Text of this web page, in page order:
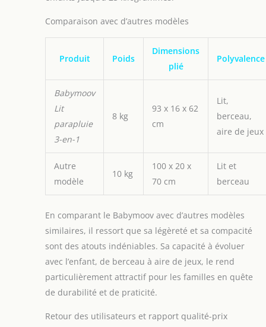
Comparaison avec d’autres modèles
Produit Poids
Dimensions
plié
Polyvalence
Babymoov
Lit
parapluie
3-en-1
8 kg
93 x 16 x 62
cm
Lit,
berceau,
aire de jeux
Autre
modèle
10 kg
100 x 20 x
70 cm
Lit et
berceau
En comparant le Babymoov avec d’autres modèles
similaires, il ressort que sa légèreté et sa compacité
sont des atouts indéniables. Sa capacité à évoluer
avec l’enfant, de berceau à aire de jeux, le rend
particulièrement attractif pour les familles en quête
de durabilité et de praticité.
Retour des utilisateurs et rapport qualité-prix